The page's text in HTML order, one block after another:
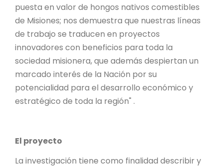
puesta en valor de hongos nativos comestibles
de Misiones; nos demuestra que nuestras líneas
de trabajo se traducen en proyectos
innovadores con beneficios para toda la
sociedad misionera, que además despiertan un
marcado interés de la Nación por su
potencialidad para el desarrollo económico y
estratégico de toda la región" .
El proyecto
La investigación tiene como finalidad describir y